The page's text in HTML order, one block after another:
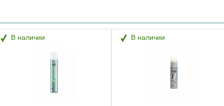
В наличии В наличии